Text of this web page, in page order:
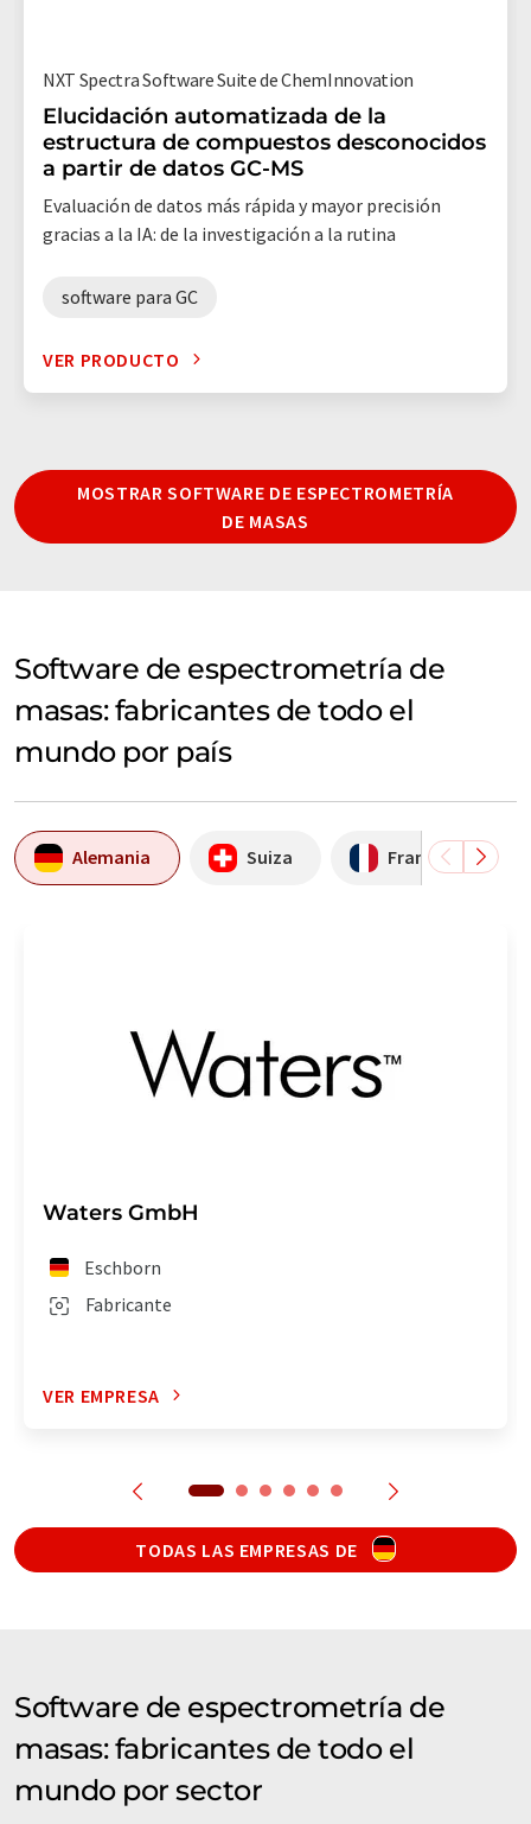
NXT Spectra Software Suite de ChemInnovation
Elucidación automatizada de la
estructura de compuestos desconocidos
a partir de datos GC-MS
Evaluación de datos más rápida y mayor precisión
gracias a la IA: de la investigación a la rutina
software para GC
VER PRODUCTO
MOSTRAR SOFTWARE DE ESPECTROMETRÍA
DE MASAS
Software de espectrometría de
masas: fabricantes de todo el
mundo por país
Alemania Suiza Francia
Waters GmbH
Fabricante
Eschborn
VER EMPRESA
TODAS LAS EMPRESAS DE
Software de espectrometría de
masas: fabricantes de todo el
mundo por sector